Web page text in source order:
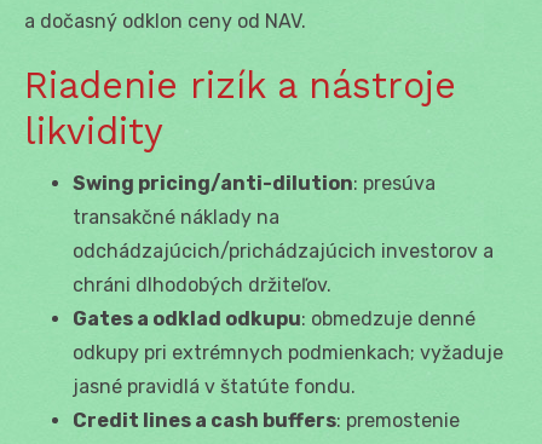
a dočasný odklon ceny od NAV.
Riadenie rizík a nástroje
likvidity
Swing pricing/anti-dilution: presúva
transakčné náklady na
odchádzajúcich/prichádzajúcich investorov a
chráni dlhodobých držiteľov.
Gates a odklad odkupu: obmedzuje denné
odkupy pri extrémnych podmienkach; vyžaduje
jasné pravidlá v štatúte fondu.
Credit lines a cash buffers: premostenie